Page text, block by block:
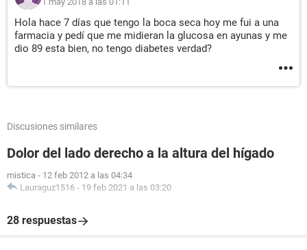
Hola hace 7 días que tengo la boca seca hoy me fui a una
farmacia y pedí que me midieran la glucosa en ayunas y me
dio 89 esta bien, no tengo diabetes verdad?
Discusiones similares
Dolor del lado derecho a la altura del hígado
mistica - 12 feb 2012 a las 04:34
Lauraguz1516 - 19 feb 2021 a las 03:20
28 respuestas